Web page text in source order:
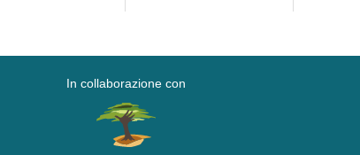
In collaborazione con